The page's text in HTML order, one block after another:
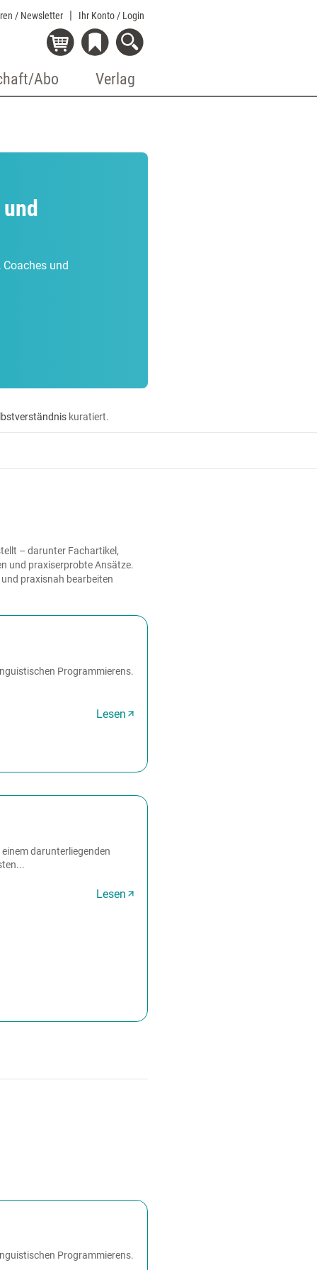
/ Newsletter Ihr Konto / Login
Abo Verlag
und
kuratiert.
– darunter Fachartikel,
und praxiserprobte Ansätze.
praxisnah bearbeiten
Programmierens.
Lesen
darunterliegenden
Lesen
Programmierens.